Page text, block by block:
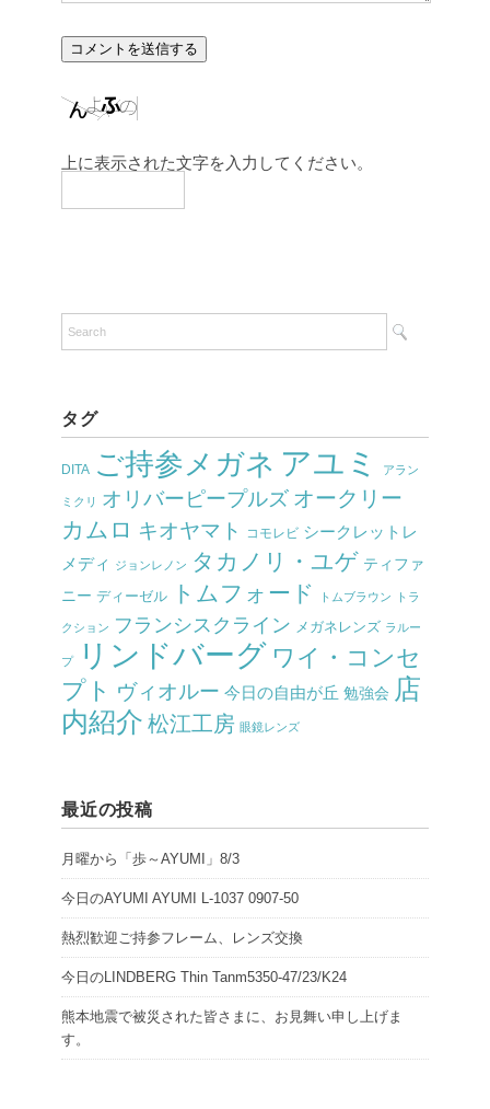
上に表示された文字を入力してください。
タグ
DITA ご持参メガネ アユミ アラン
ミクリ オリバーピープルズ オークリー
カムロ キオヤマト コモレビ シークレットレ
メディ
ジョンレノン タカノリ・ユゲ ティファ
ニー ディーゼル トムフォード トムブラウン トラ
クション フランシスクライン メガネレンズ ラルー
プ リンドバーグ ワイ・コンセ
プト ヴィオルー 今日の自由が丘 勉強会 店
内紹介 松江工房 眼鏡レンズ
最近の投稿
月曜から「歩～AYUMI」8/3
今日のAYUMI AYUMI L-1037 0907-50
熱烈歓迎ご持参フレーム、レンズ交換
今日のLINDBERG Thin Tanm5350-47/23/K24
熊本地震で被災された皆さまに、お見舞い申し上げま
す。